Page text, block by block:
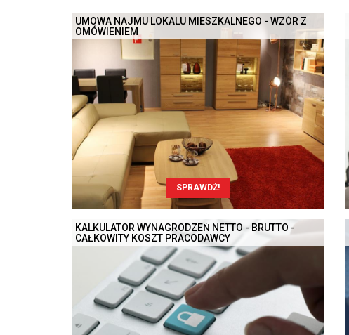
UMOWA NAJMU LOKALU MIESZKALNEGO - WZÓR Z
OMÓWIENIEM
SPRAWDŹ!
KALKULATOR WYNAGRODZEŃ NETTO - BRUTTO -
CAŁKOWITY KOSZT PRACODAWCY